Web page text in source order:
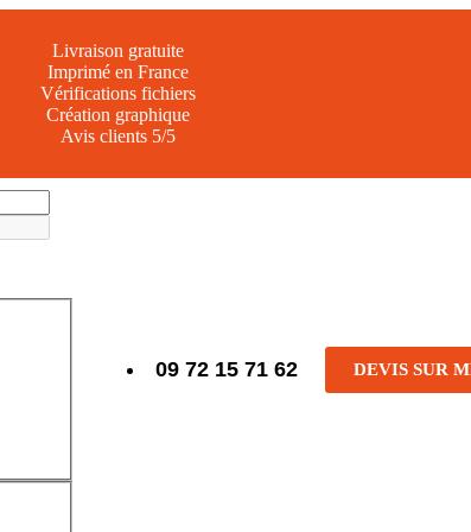
Livraison gratuite
Imprimé en France
Vérifications fichiers
Création graphique
Avis clients 5/5
09 72 15 71 62 DEVIS SUR